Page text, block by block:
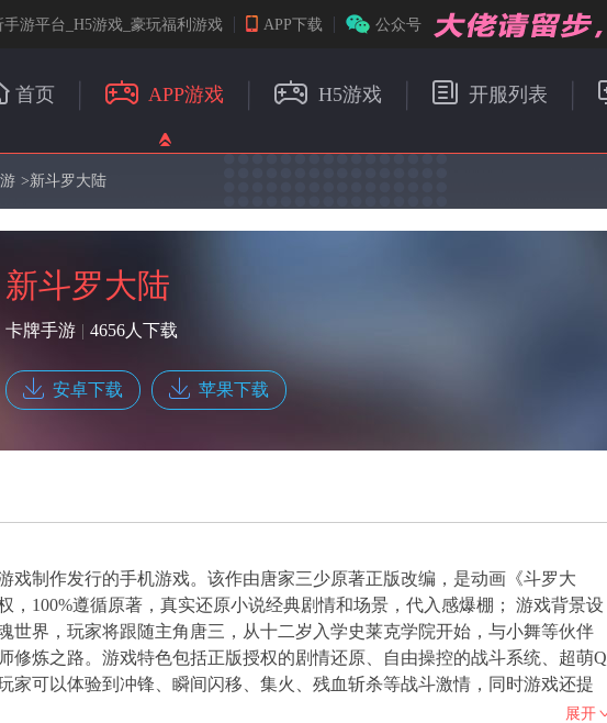
游平台_H5游戏_豪玩福利游戏 APP下载 公众号
首页 APP游戏 H5游戏 开服列表
>新斗罗大陆
新斗罗大陆
卡牌手游 | 4656人下载
安卓下载 苹果下载
戏制作发行的手机游戏。该作由唐家三少原著正版改编，是动画《斗罗大
，100%遵循原著，真实还原小说经典剧情和场景，代入感爆棚； 游戏背景设
世界，玩家将跟随主角唐三，从十二岁入学史莱克学院开始，与小舞等伙伴
修炼之路。游戏特色包括正版授权的剧情还原、自由操控的战斗系统、超萌Q
家可以体验到冲锋、瞬间闪移、集火、残血斩杀等战斗激情，同时游戏还提
展开